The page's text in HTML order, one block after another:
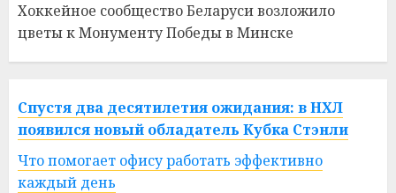
Хоккейное сообщество Беларуси возложило
цветы к Монументу Победы в Минске
Спустя два десятилетия ожидания: в НХЛ
появился новый обладатель Кубка Стэнли
Что помогает офису работать эффективно
каждый день